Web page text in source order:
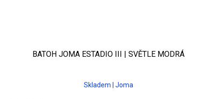
BATOH JOMA ESTADIO III | SVĚTLE MODRÁ
Skladem | Joma